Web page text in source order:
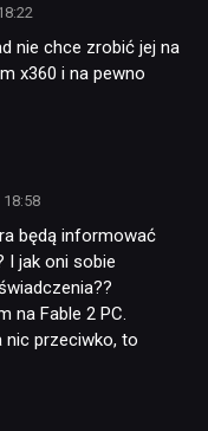
nie chce zrobić jej na
x360 i na pewno
będą informować
I jak oni sobie
na Fable 2 PC.
nic przeciwko, to